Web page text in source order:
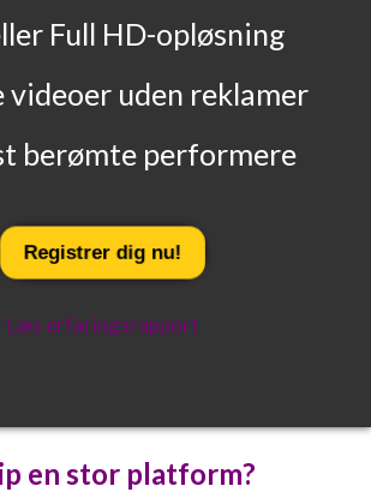
Full HD-opløsning
videoer uden reklamer
berømte performere
Registrer dig nu!
Læs erfaringsrapport
en stor platform?